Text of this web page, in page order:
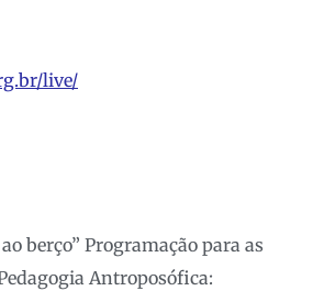
live/
berço” Programação para as
Antroposófica: